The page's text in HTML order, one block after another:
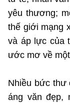
yêu thương;
thế giới mạng
và áp lực của
ước mơ về
Nhiều bức thư
áng văn đẹp,